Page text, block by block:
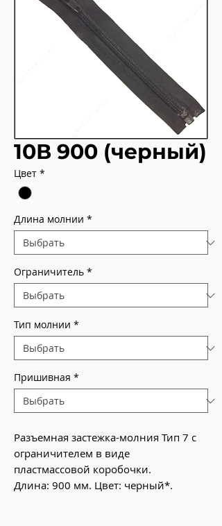
10В 900 (черный)
Цвет *
Длина молнии *
Ограничитель *
Тип молнии *
Пришивная *
Разъемная застежка-молния Тип 7 с
ограничителем в виде
пластмассовой коробочки.
Длина: 900 мм. Цвет: черный*.